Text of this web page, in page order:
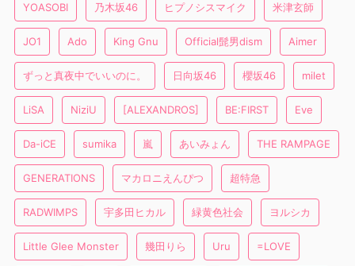
YOASOBI 乃木坂46 ヒプノシスマイク 米津玄師
JO1 Ado King Gnu Official髭男dism Aimer
ずっと真夜中でいいのに。 日向坂46 櫻坂46 milet
LiSA NiziU [ALEXANDROS] BE:FIRST Eve
Da-iCE sumika 嵐 あいみょん THE RAMPAGE
GENERATIONS マカロニえんぴつ 超特急
RADWIMPS 宇多田ヒカル 緑黄色社会 ヨルシカ
Little Glee Monster 幾田りら Uru =LOVE